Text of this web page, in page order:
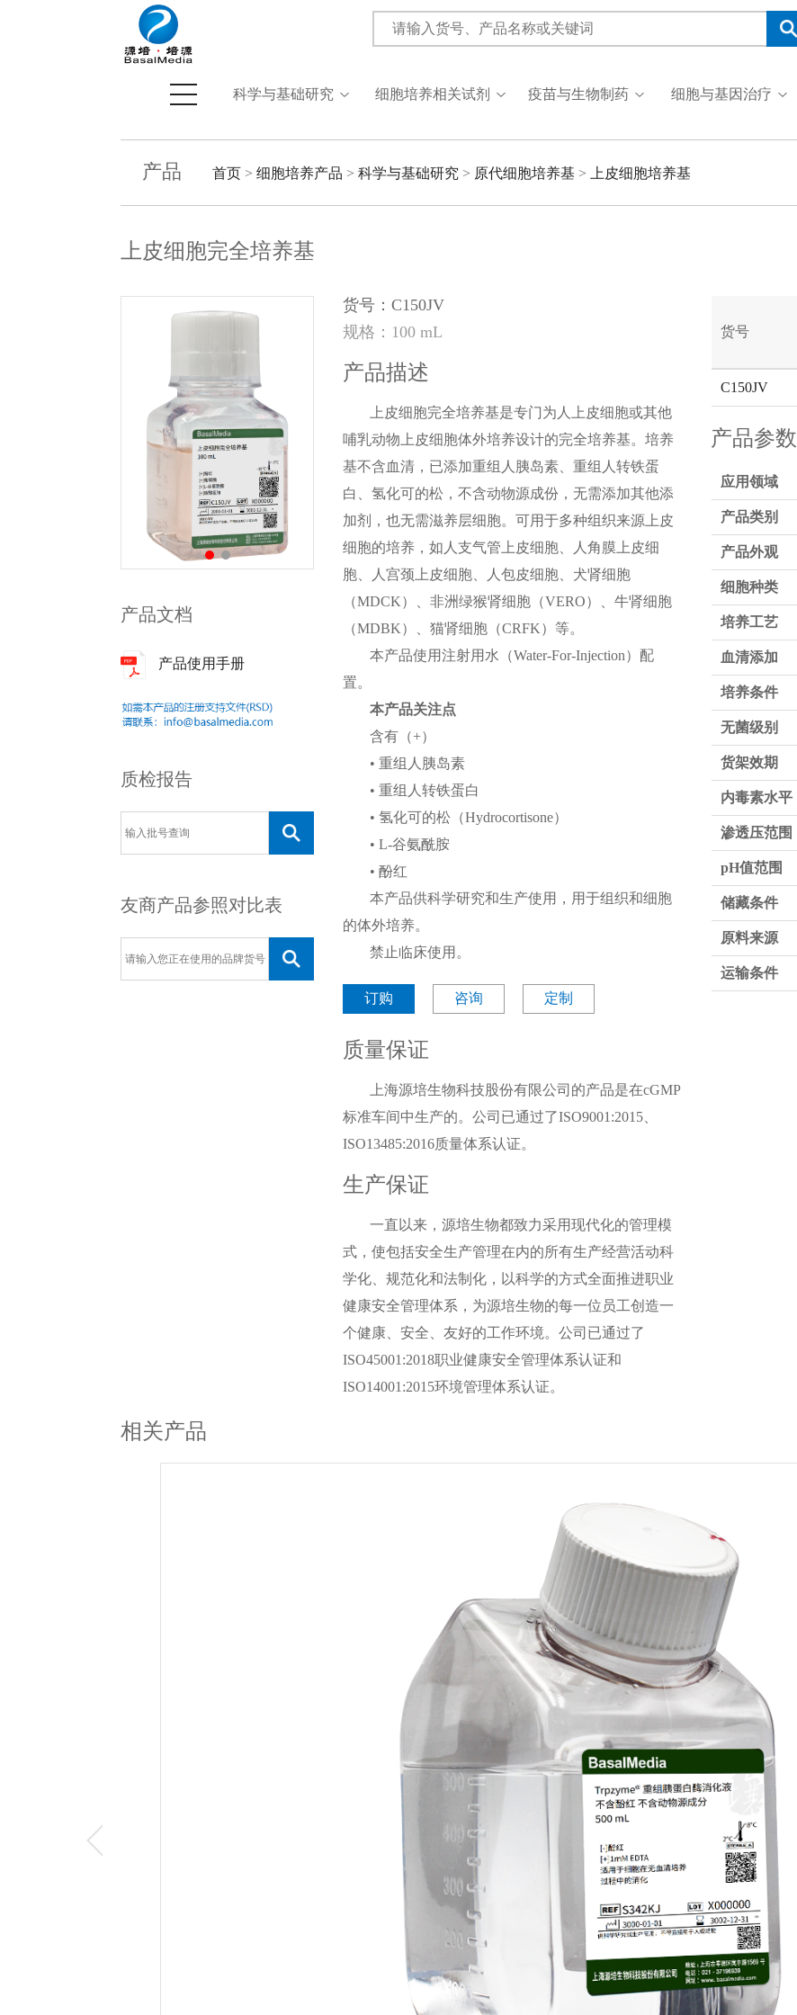
科学与基础研究 细胞培养相关试剂 疫苗与生物制药 细胞与基因治疗
产品 首页 > 细胞培养产品 > 科学与基础研究 > 原代细胞培养基 > 上皮细胞培养基
上皮细胞完全培养基
产品文档
产品使用手册
质检报告
友商产品参照对比表
货号：C150JV
规格：100 mL
产品描述
上皮细胞完全培养基是专门为人上皮细胞或其他
哺乳动物上皮细胞体外培养设计的完全培养基。培养
基不含血清，已添加重组人胰岛素、重组人转铁蛋
白、氢化可的松，不含动物源成份，无需添加其他添
加剂，也无需滋养层细胞。可用于多种组织来源上皮
细胞的培养，如人支气管上皮细胞、人角膜上皮细
胞、人宫颈上皮细胞、人包皮细胞、犬肾细胞
（MDCK）、非洲绿猴肾细胞（VERO）、牛肾细胞
（MDBK）、猫肾细胞（CRFK）等。
本产品使用注射用水（Water-For-Injection）配
置。
本产品关注点
含有（+）
• 重组人胰岛素
• 重组人转铁蛋白
• 氢化可的松（Hydrocortisone）
• L-谷氨酰胺
• 酚红
本产品供科学研究和生产使用，用于组织和细胞
的体外培养。
禁止临床使用。
订购 咨询 定制
质量保证
上海源培生物科技股份有限公司的产品是在cGMP
标准车间中生产的。公司已通过了ISO9001:2015、
ISO13485:2016质量体系认证。
生产保证
一直以来，源培生物都致力采用现代化的管理模
式，使包括安全生产管理在内的所有生产经营活动科
学化、规范化和法制化，以科学的方式全面推进职业
健康安全管理体系，为源培生物的每一位员工创造一
个健康、安全、友好的工作环境。公司已通过了
ISO45001:2018职业健康安全管理体系认证和
ISO14001:2015环境管理体系认证。
货号
C150JV
产品参数
应用领域
产品类别
产品外观
细胞种类
培养工艺
血清添加
培养条件
无菌级别
货架效期
内毒素水平
渗透压范围
pH值范围
储藏条件
原料来源
运输条件
相关产品